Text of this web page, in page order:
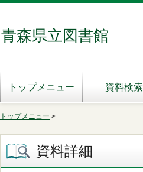
青森県立図書館
トップメニュー 資料検索
トップメニュー >
資料詳細